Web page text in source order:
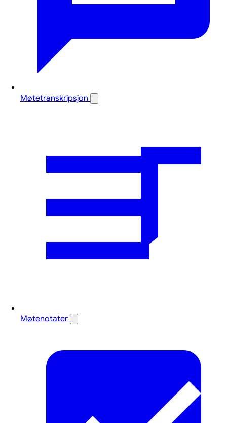
Møtetranskripsjon
Møtenotater